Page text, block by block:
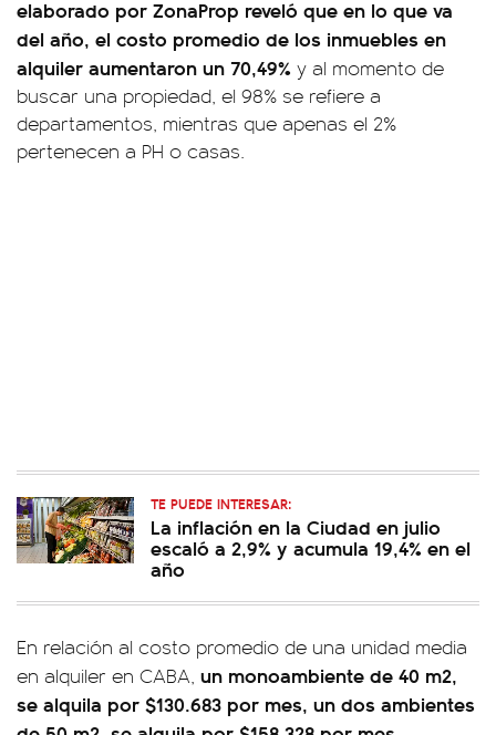
elaborado por ZonaProp reveló que en lo que va
del año, el costo promedio de los inmuebles en
alquiler aumentaron un 70,49% y al momento de
buscar una propiedad, el 98% se refiere a
departamentos, mientras que apenas el 2%
pertenecen a PH o casas.
TE PUEDE INTERESAR:
La inflación en la Ciudad en julio
escaló a 2,9% y acumula 19,4% en el
año
En relación al costo promedio de una unidad media
en alquiler en CABA, un monoambiente de 40 m2,
se alquila por $130.683 por mes, un dos ambientes